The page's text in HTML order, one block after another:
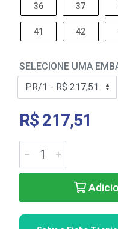
36 37
41 42
SELECIONE UMA
R$ 217,51